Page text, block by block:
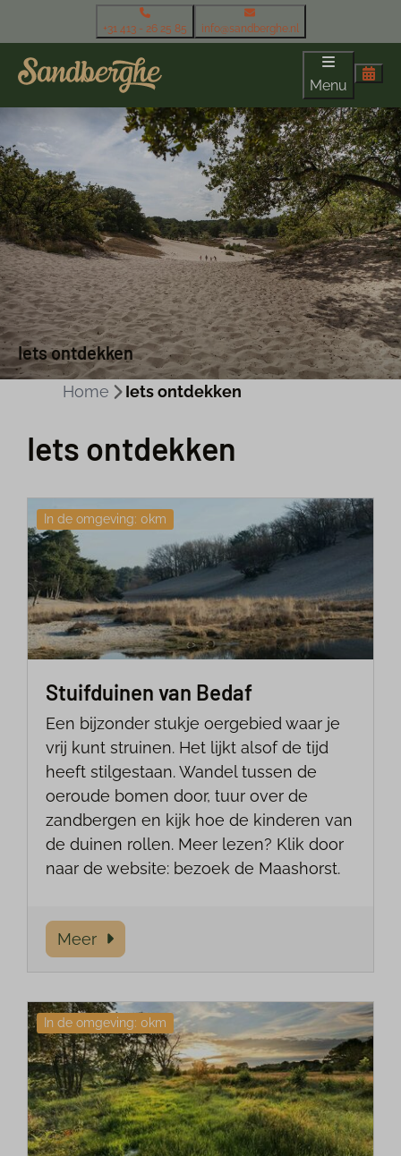
+31 413 - 26 25 85 info@sandberghe.nl
Menu
Iets ontdekken
Home Iets ontdekken
Iets ontdekken
In de omgeving: 0km
Stuifduinen van Bedaf
Een bijzonder stukje oergebied waar je
vrij kunt struinen. Het lijkt alsof de tijd
heeft stilgestaan. Wandel tussen de
oeroude bomen door, tuur over de
zandbergen en kijk hoe de kinderen van
de duinen rollen. Meer lezen? Klik door
naar de website: bezoek de Maashorst.
Meer
In de omgeving: 0km